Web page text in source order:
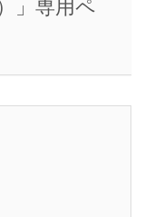
」専用ペ